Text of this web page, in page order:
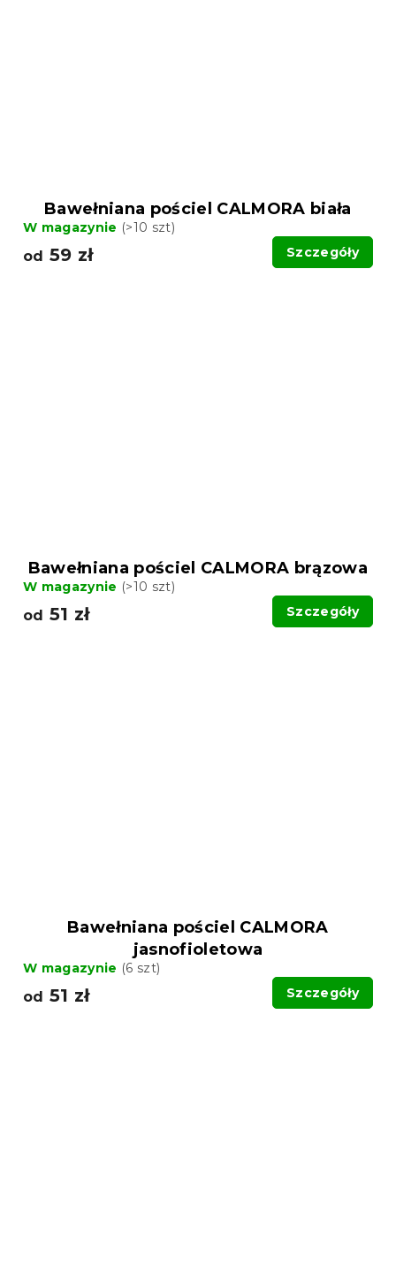
Bawełniana pościel CALMORA biała
W magazynie (>10 szt)
od 59 zł Szczegóły
Bawełniana pościel CALMORA brązowa
W magazynie (>10 szt)
od 51 zł Szczegóły
Bawełniana pościel CALMORA
jasnofioletowa
W magazynie (6 szt)
od 51 zł Szczegóły